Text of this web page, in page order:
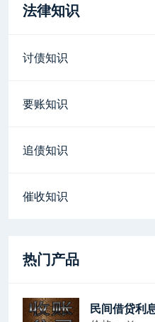
法律知识
讨债知识
要账知识
追债知识
催收知识
热门产品
民间借贷利